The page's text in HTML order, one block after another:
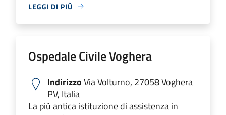
LEGGI DI PIÙ
Ospedale Civile Voghera
IndirizzoVia Volturno, 27058 Voghera
PV, Italia
La più antica istituzione di assistenza in